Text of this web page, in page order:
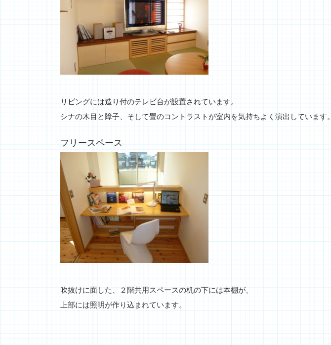
リビングには造り付のテレビ台が設置されています。
シナの木目と障子、そして畳のコントラストが室内を気持ちよく演出しています。
フリースペース
吹抜けに面した、２階共用スペースの机の下には本棚が、
上部には照明が作り込まれています。